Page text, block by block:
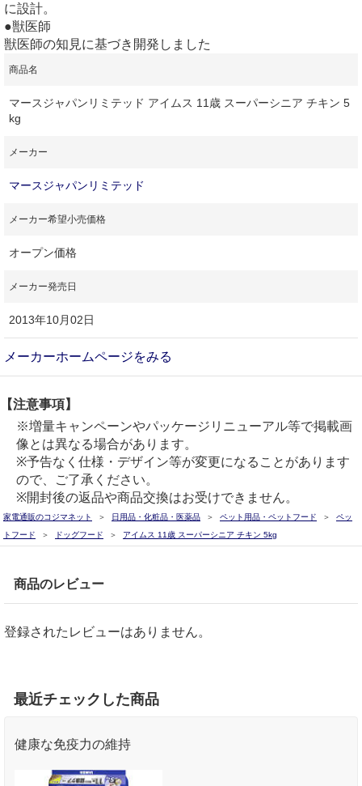
に設計。
●獣医師
獣医師の知見に基づき開発しました
商品名
マースジャパンリミテッド アイムス 11歳 スーパーシニア チキン 5
kg
メーカー
マースジャパンリミテッド
メーカー希望小売価格
オープン価格
メーカー発売日
2013年10月02日
メーカーホームページをみる
【注意事項】
※増量キャンペーンやパッケージリニューアル等で掲載画
像とは異なる場合があります。
※予告なく仕様・デザイン等が変更になることがあります
ので、ご了承ください。
※開封後の返品や商品交換はお受けできません。
家電通販のコジマネット 日用品・化粧品・医薬品 ペット用品・ペットフード
ペッ
トフード
ドッグフード アイムス 11歳 スーパーシニア チキン 5kg
商品のレビュー
登録されたレビューはありません。
最近チェックした商品
健康な免疫力の維持